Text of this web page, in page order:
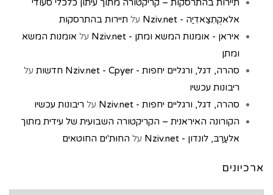
תיירות בהתרסקות – קריקטורה מתוך עיתון כלכלי סעודי
אלאקְתִצַאדִיַה - Nziv.net
על תיירות בהתרסקות
איראן - אומנות המשא ומתן - Nziv.net
על אומנות המשא
ומתן
סהרה, דגל, ורגליים יחפות - Nziv.net - Cpyer חדשות
על
ריבונות עכשיו
סהרה, דגל, ורגליים יחפות - Nziv.net
על ריבונות עכשיו
הקורונה האיראנית – הקריקטורה השבועית של עידית מתוך
אלעַרַבּ, לונדון - Nziv.net
על החוּת'ים החוטאים
ארכיונים